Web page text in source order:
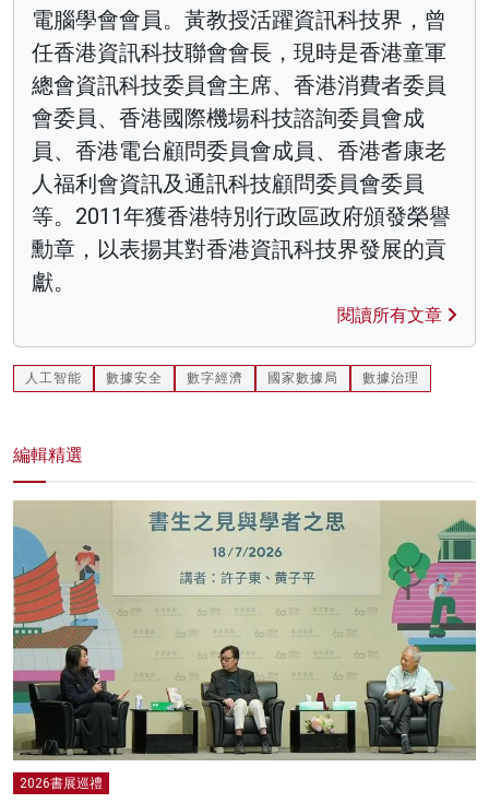
電腦學會會員。黃教授活躍資訊科技界，曾
任香港資訊科技聯會會長，現時是香港童軍
總會資訊科技委員會主席、香港消費者委員
會委員、香港國際機場科技諮詢委員會成
員、香港電台顧問委員會成員、香港耆康老
人福利會資訊及通訊科技顧問委員會委員
等。2011年獲香港特別行政區政府頒發榮譽
勳章，以表揚其對香港資訊科技界發展的貢
獻。
閱讀所有文章
人工智能 數據安全 數字經濟 國家數據局 數據治理
編輯精選
2026書展巡禮